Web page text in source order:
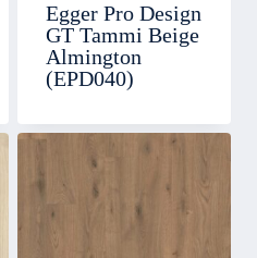
Egger Pro Design
GT Tammi Beige
Almington
(EPD040)